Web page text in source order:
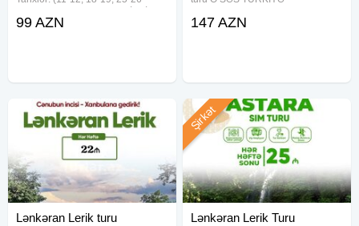
VIP nəqliyyat xidməti 2 dəfə səhər
99 AZN
VƏ ORKESTRASI (canlı konsert)
147 AZN
Lənkəran Lerik turu Lənkəran Lerik Turu
Şirkət